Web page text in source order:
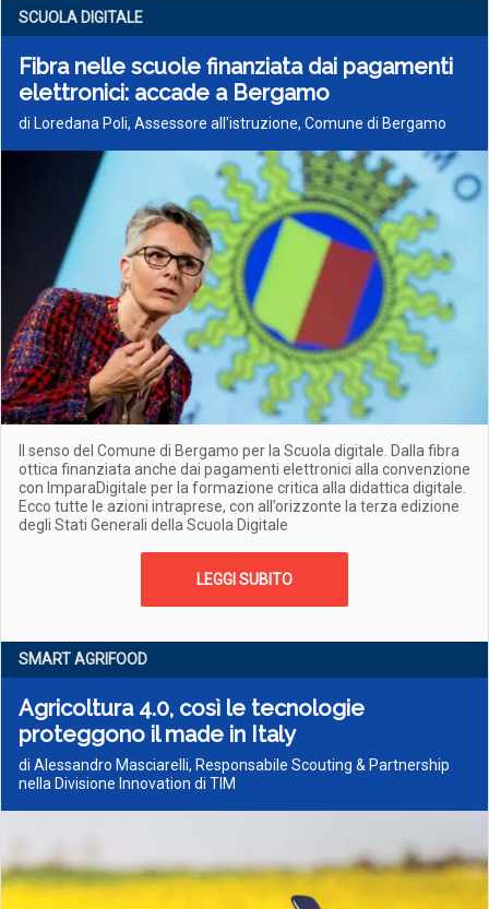
SCUOLA DIGITALE
Fibra nelle scuole finanziata dai pagamenti
elettronici: accade a Bergamo
di Loredana Poli, Assessore all'istruzione, Comune di Bergamo
Il senso del Comune di Bergamo per la Scuola digitale. Dalla fibra
ottica finanziata anche dai pagamenti elettronici alla convenzione
con ImparaDigitale per la formazione critica alla didattica digitale.
Ecco tutte le azioni intraprese, con all’orizzonte la terza edizione
degli Stati Generali della Scuola Digitale
LEGGI SUBITO
SMART AGRIFOOD
Agricoltura 4.0, così le tecnologie
proteggono il made in Italy
di Alessandro Masciarelli, Responsabile Scouting & Partnership
nella Divisione Innovation di TIM